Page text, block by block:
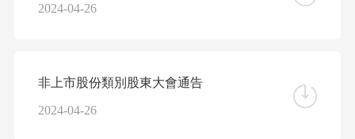
2024-04-26
非上市股份類別股東大會通告
2024-04-26